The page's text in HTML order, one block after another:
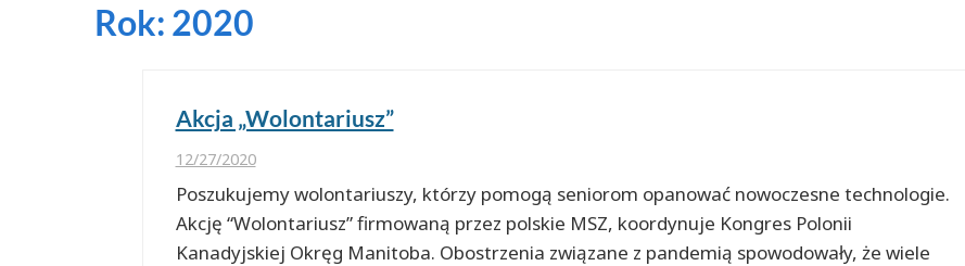
Rok: 2020
Akcja „Wolontariusz”
12/27/2020
Poszukujemy wolontariuszy, którzy pomogą seniorom opanować nowoczesne technologie.
Akcję “Wolontariusz” firmowaną przez polskie MSZ, koordynuje Kongres Polonii
Kanadyjskiej Okręg Manitoba. Obostrzenia związane z pandemią spowodowały, że wiele